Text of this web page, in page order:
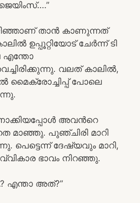
താന്‍ കാണുന്നത്
ഉപ്പൂറ്റിയോട് ചേര്‍ന്ന് ടി
എന്തോ
വലത് കാലില്‍,
മൈക്രോച്ചിപ്പ് പോലെ
അവന്‍റെ
മാഞ്ഞു. പുഞ്ചിരി മാറി
പെട്ടെന്ന് ദേഷ്യവും മാറി,
ഭാവം നിറഞ്ഞു.
എന്താ അത്?”